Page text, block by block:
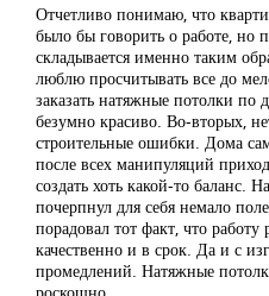
Отчетливо понимаю, что
было бы говорить о работе, но
складывается именно таким
люблю просчитывать все до
заказать натяжные потолки
безумно красиво. Во-вторых,
строительные ошибки. Дома
после всех манипуляций
создать хоть какой-то баланс.
почерпнул для себя немало
порадовал тот факт, что
качественно и в срок. Да и с
промедлений. Натяжные
роскошно.